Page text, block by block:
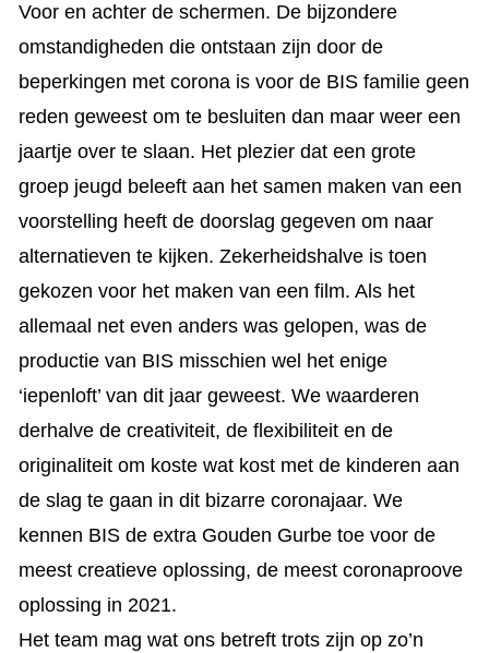
Voor en achter de schermen. De bijzondere
omstandigheden die ontstaan zijn door de
beperkingen met corona is voor de BIS familie geen
reden geweest om te besluiten dan maar weer een
jaartje over te slaan. Het plezier dat een grote
groep jeugd beleeft aan het samen maken van een
voorstelling heeft de doorslag gegeven om naar
alternatieven te kijken. Zekerheidshalve is toen
gekozen voor het maken van een film. Als het
allemaal net even anders was gelopen, was de
productie van BIS misschien wel het enige
‘iepenloft’ van dit jaar geweest. We waarderen
derhalve de creativiteit, de flexibiliteit en de
originaliteit om koste wat kost met de kinderen aan
de slag te gaan in dit bizarre coronajaar. We
kennen BIS de extra Gouden Gurbe toe voor de
meest creatieve oplossing, de meest coronaproove
oplossing in 2021.
Het team mag wat ons betreft trots zijn op zo’n